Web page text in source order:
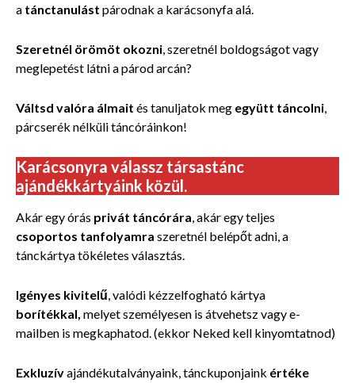
a tánctanulást párodnak a karácsonyfa alá.
Szeretnél örömöt okozni, szeretnél boldogságot vagy
meglepetést látni a párod arcán?
Váltsd valóra álmait és tanuljatok meg együtt táncolni,
párcserék nélküli táncóráinkon!
Karácsonyra válassz társastánc
ajándékkártyáink közül.
Akár egy órás privát táncórára, akár egy teljes
csoportos tanfolyamra szeretnél belépőt adni, a
tánckártya tökéletes választás.
Igényes kivitelű, valódi kézzelfogható kártya
borítékkal, melyet személyesen is átvehetsz vagy e-
mailben is megkaphatod. (ekkor Neked kell kinyomtatnod)
Exkluzívajándékutalványaink, tánckuponjaink értéke